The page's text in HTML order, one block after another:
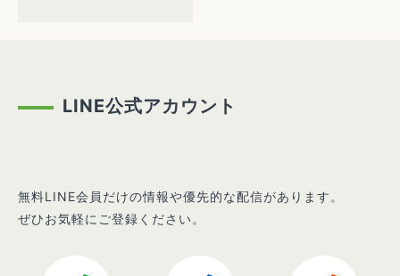
LINE公式アカウント
無料LINE会員だけの情報や優先的な配信があります。
ぜひお気軽にご登録ください。